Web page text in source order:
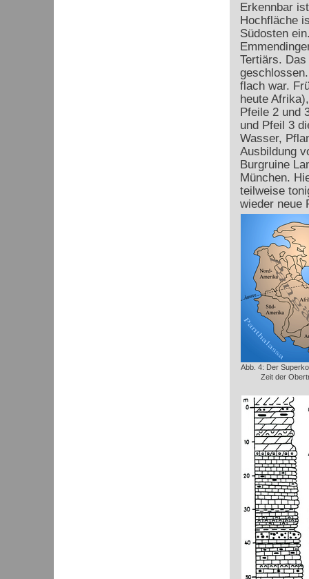
Erkennbar
Hochfläche
Südosten
Tertiärs.
flach war.
heute
Pfeile 2 und
und Pfeil 3
Wasser,
Ausbildung
Burgruine
München.
teilweise
wieder neue
Abb. 4: Der
Zeit der